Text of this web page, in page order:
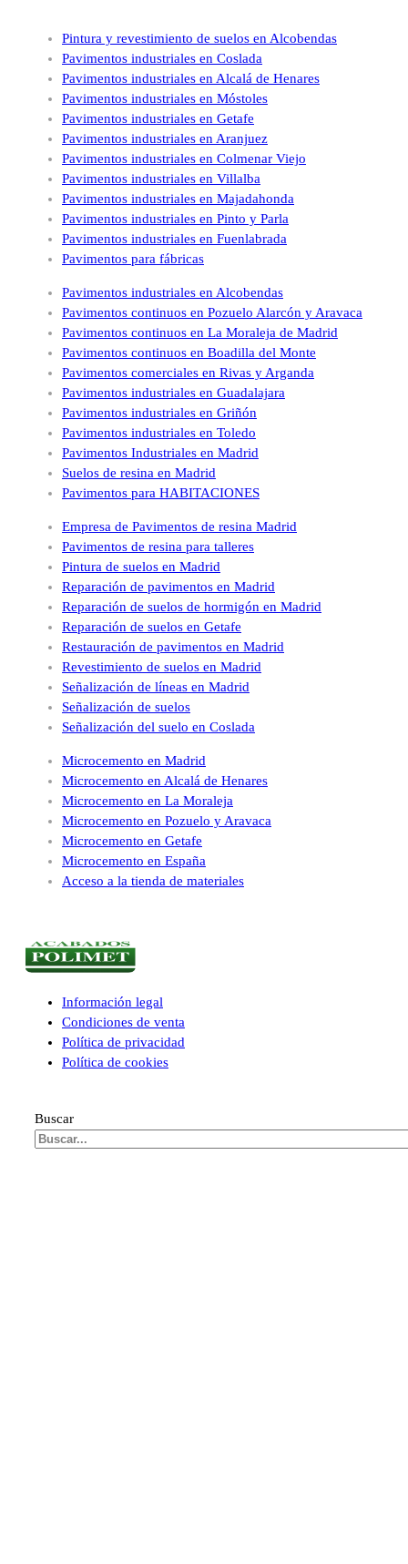
Pintura y revestimiento de suelos en Alcobendas
Pavimentos industriales en Coslada
Pavimentos industriales en Alcalá de Henares
Pavimentos industriales en Móstoles
Pavimentos industriales en Getafe
Pavimentos industriales en Aranjuez
Pavimentos industriales en Colmenar Viejo
Pavimentos industriales en Villalba
Pavimentos industriales en Majadahonda
Pavimentos industriales en Pinto y Parla
Pavimentos industriales en Fuenlabrada
Pavimentos para fábricas
Pavimentos industriales en Alcobendas
Pavimentos continuos en Pozuelo Alarcón y Aravaca
Pavimentos continuos en La Moraleja de Madrid
Pavimentos continuos en Boadilla del Monte
Pavimentos comerciales en Rivas y Arganda
Pavimentos industriales en Guadalajara
Pavimentos industriales en Griñón
Pavimentos industriales en Toledo
Pavimentos Industriales en Madrid
Suelos de resina en Madrid
Pavimentos para HABITACIONES
Empresa de Pavimentos de resina Madrid
Pavimentos de resina para talleres
Pintura de suelos en Madrid
Reparación de pavimentos en Madrid
Reparación de suelos de hormigón en Madrid
Reparación de suelos en Getafe
Restauración de pavimentos en Madrid
Revestimiento de suelos en Madrid
Señalización de líneas en Madrid
Señalización de suelos
Señalización del suelo en Coslada
Microcemento en Madrid
Microcemento en Alcalá de Henares
Microcemento en La Moraleja
Microcemento en Pozuelo y Aravaca
Microcemento en Getafe
Microcemento en España
Acceso a la tienda de materiales
Información legal
Condiciones de venta
Política de privacidad
Política de cookies
Buscar